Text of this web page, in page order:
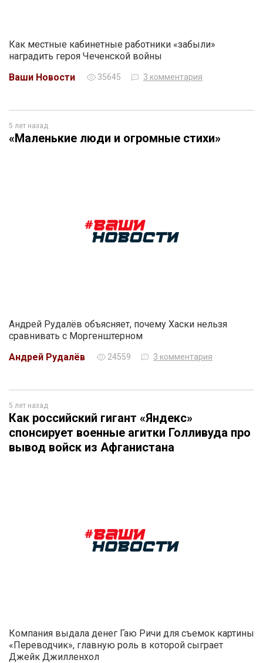
Как местные кабинетные работники «забыли»
наградить героя Чеченской войны
Ваши Новости
35645 3 комментария
5 лет назад
«Маленькие люди и огромные стихи»
Андрей Рудалёв объясняет, почему Хаски нельзя
сравнивать с Моргенштерном
Андрей Рудалёв
24559 3 комментария
5 лет назад
Как российский гигант «Яндекс»
спонсирует военные агитки Голливуда про
вывод войск из Афганистана
Компания выдала денег Гаю Ричи для съемок картины
«Переводчик», главную роль в которой сыграет
Джейк Джилленхол